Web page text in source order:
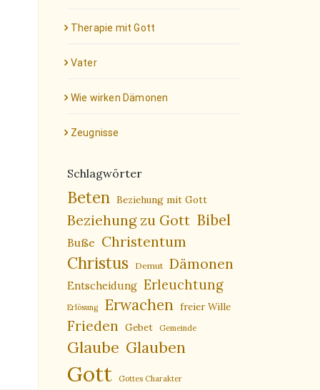
Therapie mit Gott
Vater
Wie wirken Dämonen
Zeugnisse
Schlagwörter
Beten Beziehung mit Gott
Beziehung zu Gott Bibel
Buße Christentum
Christus Demut Dämonen
Entscheidung Erleuchtung
Erlösung Erwachen freier Wille
Frieden Gebet Gemeinde
Glaube Glauben
Gott Gottes Charakter